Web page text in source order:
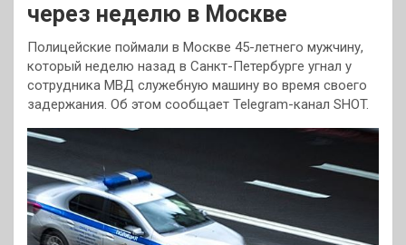
через неделю в Москве
Полицейские поймали в Москве 45-летнего мужчину,
который неделю назад в Санкт-Петербурге угнал у
сотрудника МВД служебную машину во время своего
задержания. Об этом сообщает Telegram-канал SHOT.